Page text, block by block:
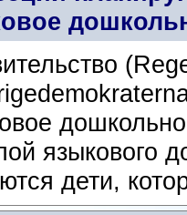
языкового
дети,